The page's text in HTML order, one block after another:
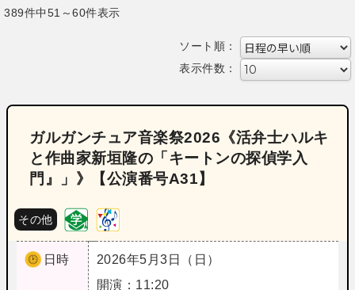
389件中51～60件表示
ソート順：
表示件数：
ガルガンチュア音楽祭2026《活弁士ハルキ
と作曲家新垣隆の「キートンの探偵学入
門』」》【公演番号A31】
その他
日時
2026年5月3日（日）
開演：11:20